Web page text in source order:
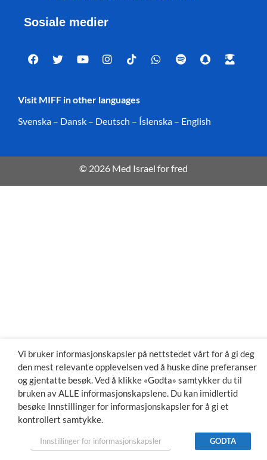
Sosiale medier
Visit MIFF in other languages
Svenska – Dansk – Deutsch – Íslenska – English
© 2026 Med Israel for fred
Vi bruker informasjonskapsler på nettstedet vårt for å gi deg
den mest relevante opplevelsen ved å huske dine preferanser
og gjentatte besøk. Ved å klikke «Godta» samtykker du til
bruken av ALLE informasjonskapslene. Du kan imidlertid
besøke Innstillinger for informasjonskapsler for å gi et
kontrollert samtykke.
Innstillinger for informasjonskapsler GODTA